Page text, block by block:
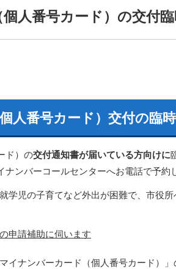
人番号カード）の交付
人番号カード）交付の臨
ド）の交付通知書が届いている方向けに
ンバーコールセンターへお電話で予約
学児の子育てなど外出が困難で、市役
申請補助に伺います
イナンバーカード（個人番号カード）」